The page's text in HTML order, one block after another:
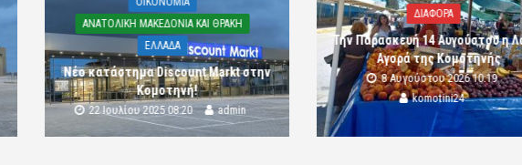
ΑΝΑΤΟΛΙΚΗ ΜΑΚΕΔΟΝΙΑ ΚΑΙ ΘΡΑΚΗ
ΕΛΛΑΔΑ
Νέο κατάστημα Discount Markt στην
Κομοτηνή!
22 Ιουλίου 2025 08:20 admin
ΔΙΑΦΟΡΑ
Την Παρασκευή 14 Αυγούστου η
Αγορά της Κομοτηνής
8 Αυγούστου 2026 10:19
komotini24